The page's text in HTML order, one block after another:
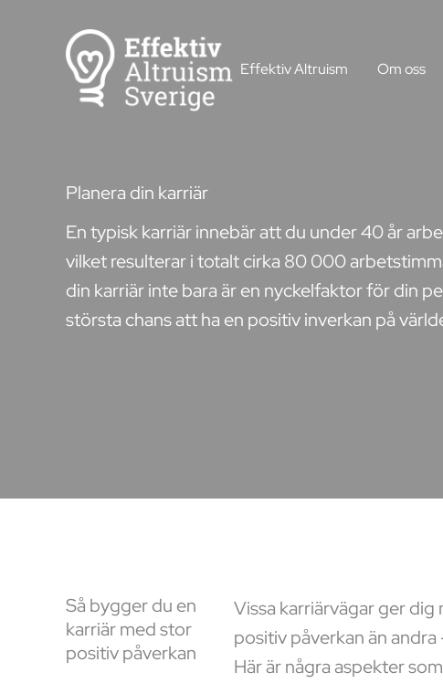
Effektiv Altruism Om oss
Planera din karriär
En typisk karriär innebär att du under 40 år
vilket resulterar i totalt cirka 80 000
din karriär inte bara är en nyckelfaktor för din
största chans att ha en positiv inverkan på
Så bygger du en
karriär med stor
positiv påverkan
Vissa karriärvägar ger
positiv påverkan än
Här är några aspekter